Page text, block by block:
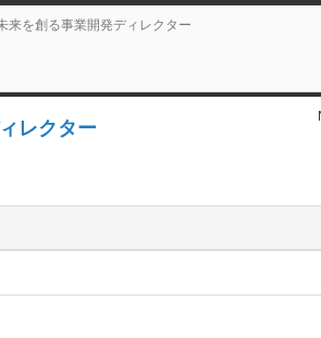
来を創る事業開発ディレクター
レクター